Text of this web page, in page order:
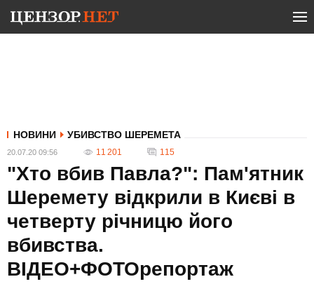
НОВИНИ УБИВСТВО ШЕРЕМЕТА
20.07.20 09:56 11 201 115
"Хто вбив Павла?": Пам'ятник
Шеремету відкрили в Києві в
четверту річницю його
вбивства.
ВІДЕО+ФОТОрепортаж